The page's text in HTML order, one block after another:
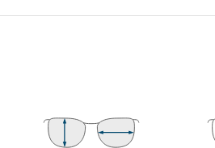
leur protection contre les
verres de plus grande
couleur de l'étui et son design
des lunettes. Certains